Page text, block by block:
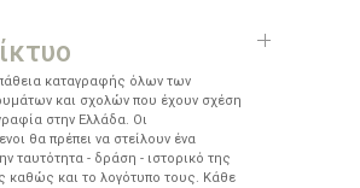
καταγραφής όλων των
και σχολών που έχουν σχέση
στην Ελλάδα. Οι
θα πρέπει να στείλουν ένα
ταυτότητα - δράση - ιστορικό της
καθώς και το λογότυπο τους. Κάθε